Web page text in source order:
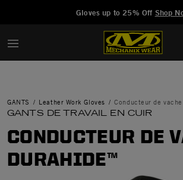
Gloves up to 25% Off Shop
GANTS Leather Work Gloves Conducteur de
GANTS DE TRAVAIL EN CUIR
CONDUCTEUR DE
DURAHIDE™
Manage Wishlist